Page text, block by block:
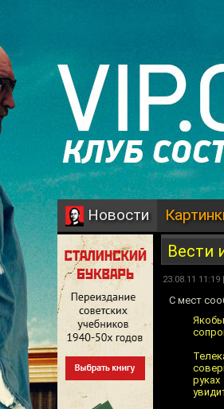
Новости
Вести
23.08.11 11:19 |
С мест